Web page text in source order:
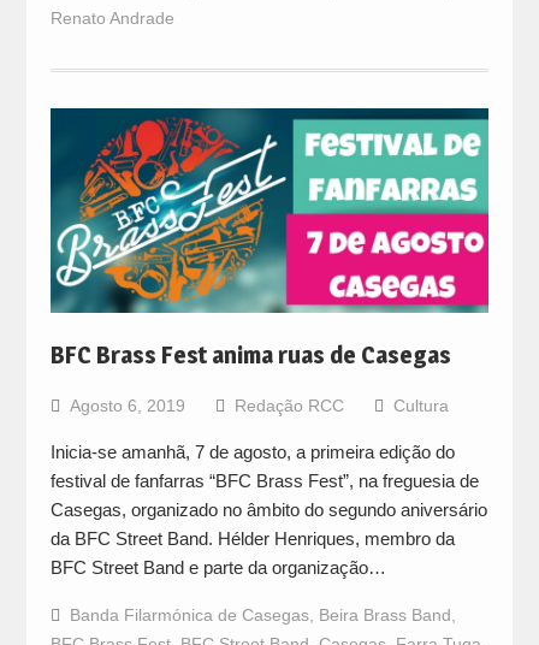
Renato Andrade
BFC Brass Fest anima ruas de Casegas
Agosto 6, 2019 Redação RCC Cultura
Inicia-se amanhã, 7 de agosto, a primeira edição do
festival de fanfarras “BFC Brass Fest”, na freguesia de
Casegas, organizado no âmbito do segundo aniversário
da BFC Street Band. Hélder Henriques, membro da
BFC Street Band e parte da organização…
Banda Filarmónica de Casegas, Beira Brass Band